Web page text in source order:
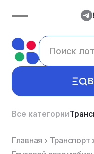
Все категории
Главная Транспорт